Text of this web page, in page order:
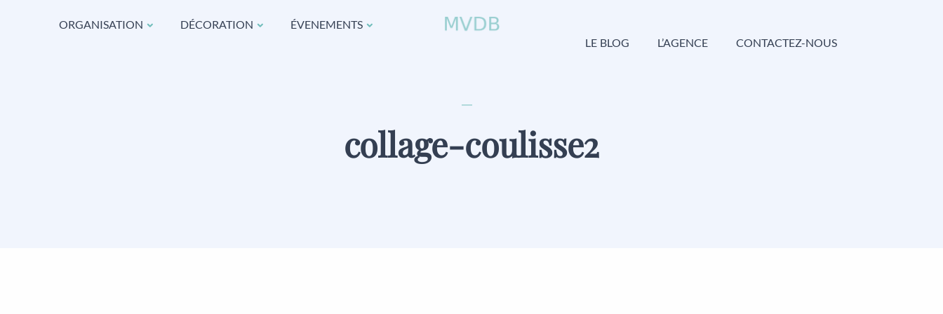
ORGANISATION DÉCORATION
ÉVENEMENTS
LE BLOG
L’AGENCE CONTACTEZ-NOUS
collage-coulisse2